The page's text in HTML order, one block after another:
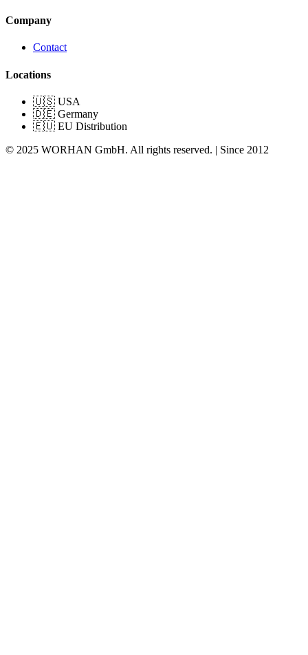
Company
Contact
Locations
🇺🇸 USA
🇩🇪 Germany
🇪🇺 EU Distribution
© 2025 WORHAN GmbH. All rights reserved. | Since 2012